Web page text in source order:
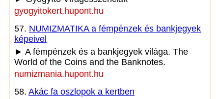
gyogyitokert.hupont.hu
57. NUMIZMATIKA a fémpénzek és bankjegyek
képeivel
► A fémpénzek és a bankjegyek világa. The
World of the Coins and the Banknotes.
numizmania.hupont.hu
58. Akác fa oszlopok a kertben